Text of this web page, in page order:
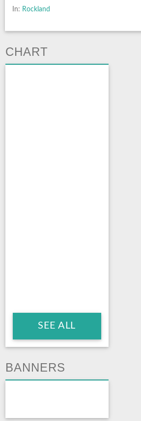
In: Rockland
CHART
SEE ALL
BANNERS